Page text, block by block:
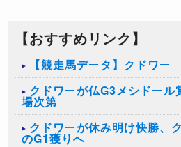
【おすすめリンク】
【競走馬データ】クドワー
クドワーが仏G3メシドール
場次第
クドワーが休み明け快勝、
のG1獲りへ